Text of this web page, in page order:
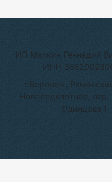
ИП Малкин Геннадий
ИНН
г.Воронеж,
Новоподклетное,
Одинцова,1